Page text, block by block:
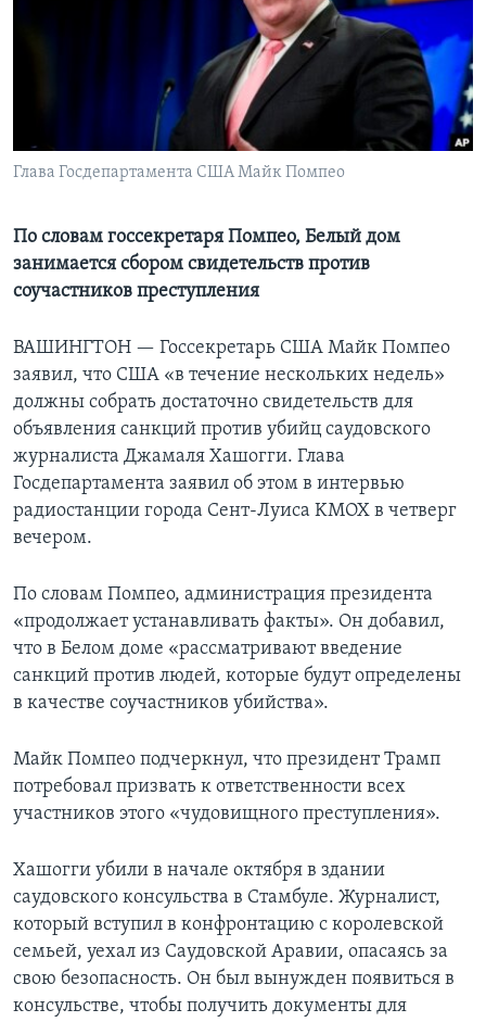
Глава Госдепартамента США Майк Помпео
По словам госсекретаря Помпео, Белый дом
занимается сбором свидетельств против
соучастников преступления
ВАШИНГТОН — Госсекретарь США Майк Помпео
заявил, что США «в течение нескольких недель»
должны собрать достаточно свидетельств для
объявления санкций против убийц саудовского
журналиста Джамаля Хашогги. Глава
Госдепартамента заявил об этом в интервью
радиостанции города Сент-Луиса KMOX в четверг
вечером.
По словам Помпео, администрация президента
«продолжает устанавливать факты». Он добавил,
что в Белом доме «рассматривают введение
санкций против людей, которые будут определены
в качестве соучастников убийства».
Майк Помпео подчеркнул, что президент Трамп
потребовал призвать к ответственности всех
участников этого «чудовищного преступления».
Хашогги убили в начале октября в здании
саудовского консульства в Стамбуле. Журналист,
который вступил в конфронтацию с королевской
семьей, уехал из Саудовской Аравии, опасаясь за
свою безопасность. Он был вынужден появиться в
консульстве, чтобы получить документы для